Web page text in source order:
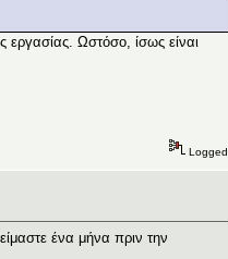
Ωστόσο, ίσως είναι
Logged
ένα μήνα πριν την